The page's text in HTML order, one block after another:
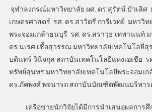
จุฬาลงกรณ์มหาวิทยาลัย ผศ. ดร.สุรัตน์ บัวเลิศ
เกษตรศาสตร์ รศ. ดร.สาวิตรี การีเวทย์ มหาวิท
พระจอมเกล้าธนบุรี รศ. ดร.สราวุธ เทพานนท์
ดร.นเรศ เชื้อสุวรรณ มหาวิทยาลัยเทคโนโลยีสุ
บดินทร์ วินิจกุล สถาบันเทคโนโลยีแห่งเอเชีย ร
ทรัพย์สุนทร มหาวิทยาลัยเทคโนโลยีพระจอมเ
ดร.ภัคพงศ์ พจนารถ สถาบันบัณฑิตพัฒนบริหาร
เครือข่ายนักวิจัยได้มีการนำเสนอผลการศึก